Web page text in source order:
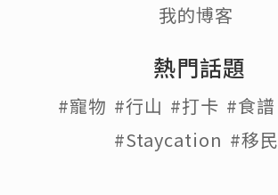
我的博客
熱門話題
#寵物 #行山 #打卡 #食譜
#Staycation #移民